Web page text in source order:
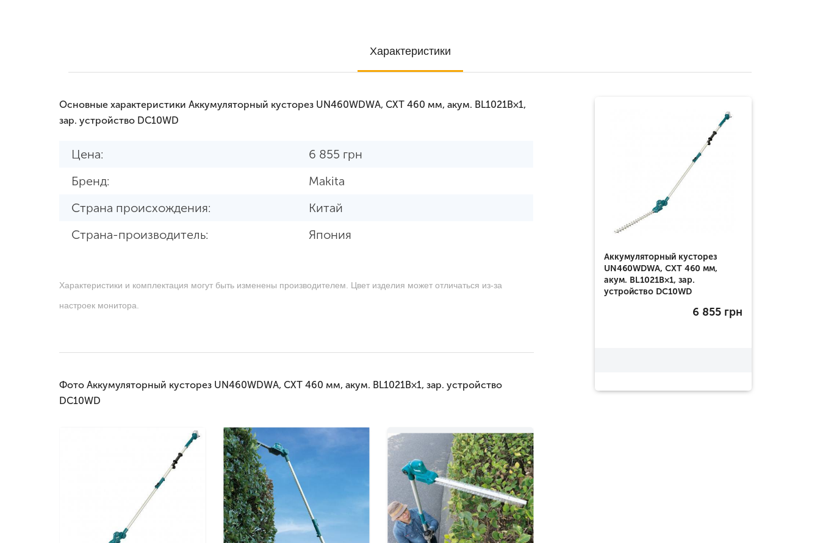
Характеристики
Основные характеристики Аккумуляторный кусторез UN460WDWA, CXT 460 мм, акум. BL1021B×1,
зар. устройство DC10WD
Цена: 6 855 грн
Бренд:
Makita
Страна происхождения:
Китай
Страна-производитель:
Япония
Характеристики и комплектация могут быть изменены производителем. Цвет изделия может отличаться из-за
настроек монитора.
Фото Аккумуляторный кусторез UN460WDWA, CXT 460 мм, акум. BL1021B×1, зар. устройство
DC10WD
Аккумуляторный кусторез
UN460WDWA, CXT 460 мм,
акум. BL1021B×1, зар.
устройство DC10WD
6 855 грн